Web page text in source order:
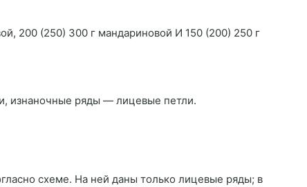
200 (250) 300 г мандариновой И 150 (200) 250 г
изнаночные ряды — лицевые петли.
схеме. На ней даны только лицевые ряды; в